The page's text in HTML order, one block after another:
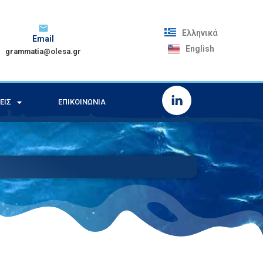
Email
grammatia@olesa.gr
Ελληνικά
English
ΕΠΙΚΟΙΝΩΝΊΑ